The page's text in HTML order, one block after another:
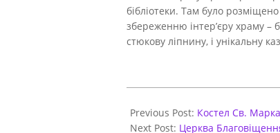
бібліотеки. Там було
збереженню інтер’єру храму –
стюкову ліпнину, і унікальну
11-
18
Previous Post: Костел Св. Марка
Next Post: Церква